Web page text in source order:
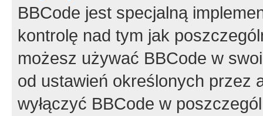
BBCode jest specjalną
kontrolę nad tym jak
możesz używać BBCode w
od ustawień określonych przez
wyłączyć BBCode w